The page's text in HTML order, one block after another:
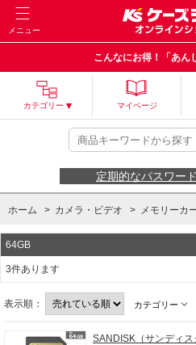
メニュー
こんなにお得！「あん
カテゴリー マイページ
定期的なパスワー
ホーム > カメラ・ビデオ > メモリーカ
64GB
3件あります
表示順： カテゴリー
SANDISK（サンディス